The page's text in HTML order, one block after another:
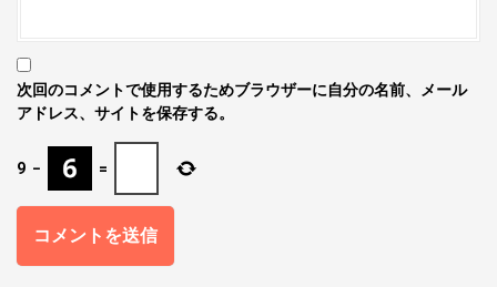
次回のコメントで使用するためブラウザーに自分の名前、メール
アドレス、サイトを保存する。
9 − =